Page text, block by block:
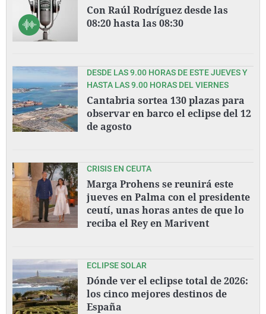
Con Raúl Rodríguez desde las
08:20 hasta las 08:30
DESDE LAS 9.00 HORAS DE ESTE JUEVES Y
HASTA LAS 9.00 HORAS DEL VIERNES
Cantabria sortea 130 plazas para
observar en barco el eclipse del 12
de agosto
CRISIS EN CEUTA
Marga Prohens se reunirá este
jueves en Palma con el presidente
ceutí, unas horas antes de que lo
reciba el Rey en Marivent
ECLIPSE SOLAR
Dónde ver el eclipse total de 2026:
los cinco mejores destinos de
España